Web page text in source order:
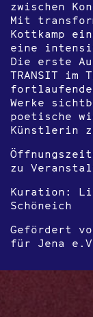
zwischen
Mit
Kottkamp
eine
Die erste
TRANSIT im
Werke
poetische
Künstlerin
zu
Kuration:
Schöneich
Gefördert
für Jena